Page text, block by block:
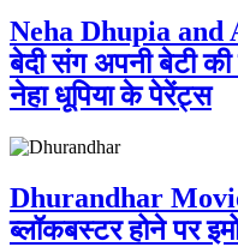
Neha Dhupia and
बेदी संग अपनी बेटी की
नेहा धूपिया के पेरेंट्स
Dhurandhar
ब्लॉकबस्टर होने पर